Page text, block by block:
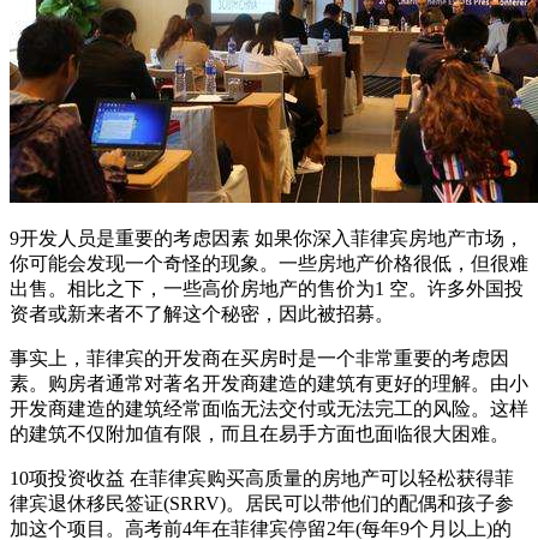
9开发人员是重要的考虑因素 如果你深入菲律宾房地产市场，
你可能会发现一个奇怪的现象。一些房地产价格很低，但很难
出售。相比之下，一些高价房地产的售价为1 空。许多外国投
资者或新来者不了解这个秘密，因此被招募。
事实上，菲律宾的开发商在买房时是一个非常重要的考虑因
素。购房者通常对著名开发商建造的建筑有更好的理解。由小
开发商建造的建筑经常面临无法交付或无法完工的风险。这样
的建筑不仅附加值有限，而且在易手方面也面临很大困难。
10项投资收益 在菲律宾购买高质量的房地产可以轻松获得菲
律宾退休移民签证(SRRV)。居民可以带他们的配偶和孩子参
加这个项目。高考前4年在菲律宾停留2年(每年9个月以上)的